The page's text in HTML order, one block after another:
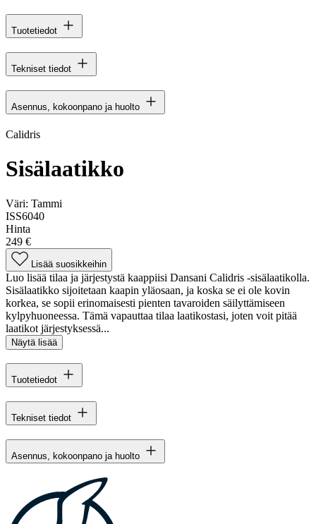
Tuotetiedot
Tekniset tiedot
Asennus, kokoonpano ja huolto
Calidris
Sisälaatikko
Väri: Tammi
ISS6040
Hinta
249 €
Lisää suosikkeihin
Luo lisää tilaa ja järjestystä kaappiisi Dansani Calidris -sisälaatikolla.
Sisälaatikko sijoitetaan kaapin yläosaan, ja koska se ei ole kovin
korkea, se sopii erinomaisesti pienten tavaroiden säilyttämiseen
kylpyhuoneessa. Tämä vapauttaa tilaa laatikostasi, joten voit pitää
laatikot järjestyksessä...
Näytä lisää
Tuotetiedot
Tekniset tiedot
Asennus, kokoonpano ja huolto